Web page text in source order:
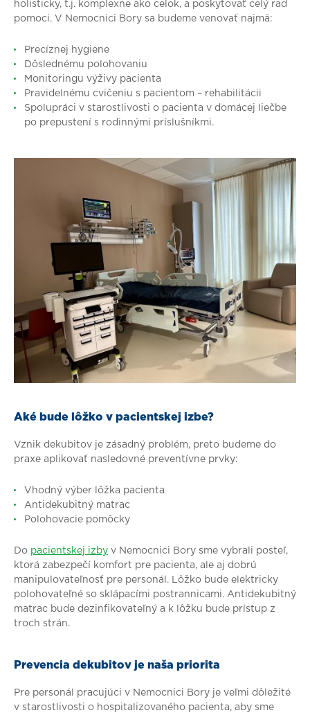
holisticky, t.j. komplexne ako celok, a poskytovať celý rad
pomoci. V Nemocnici Bory sa budeme venovať najmä:
Precíznej hygiene
Dôslednému polohovaniu
Monitoringu výživy pacienta
Pravidelnému cvičeniu s pacientom – rehabilitácii
Spolupráci v starostlivosti o pacienta v domácej liečbe
po prepustení s rodinnými príslušníkmi.
Aké bude lôžko v pacientskej izbe?
Vznik dekubitov je zásadný problém, preto budeme do
praxe aplikovať nasledovné preventívne prvky:
Vhodný výber lôžka pacienta
Antidekubitný matrac
Polohovacie pomôcky
Do pacientskej izby v Nemocnici Bory sme vybrali posteľ,
ktorá zabezpečí komfort pre pacienta, ale aj dobrú
manipulovateľnosť pre personál. Lôžko bude elektricky
polohovateľné so sklápacími postrannicami. Antidekubitný
matrac bude dezinfikovateľný a k lôžku bude prístup z
troch strán.
Prevencia dekubitov je naša priorita
Pre personál pracujúci v Nemocnici Bory je veľmi dôležité
v starostlivosti o hospitalizovaného pacienta, aby sme